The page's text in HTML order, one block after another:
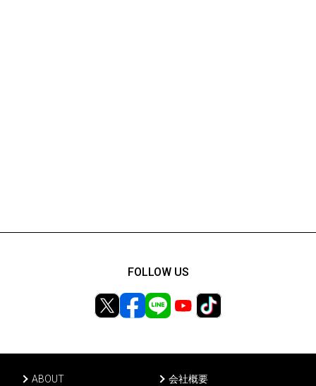
ABOUT 会社概要
FOLLOW US